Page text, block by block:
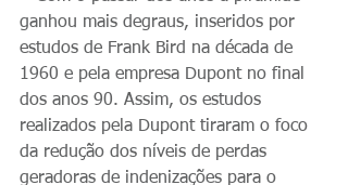
ganhou mais degraus, inseridos por
estudos de Frank Bird na década de
1960 e pela empresa Dupont no final
dos anos 90. Assim, os estudos
realizados pela Dupont tiraram o foco
da redução dos níveis de perdas
geradoras de indenizações para o